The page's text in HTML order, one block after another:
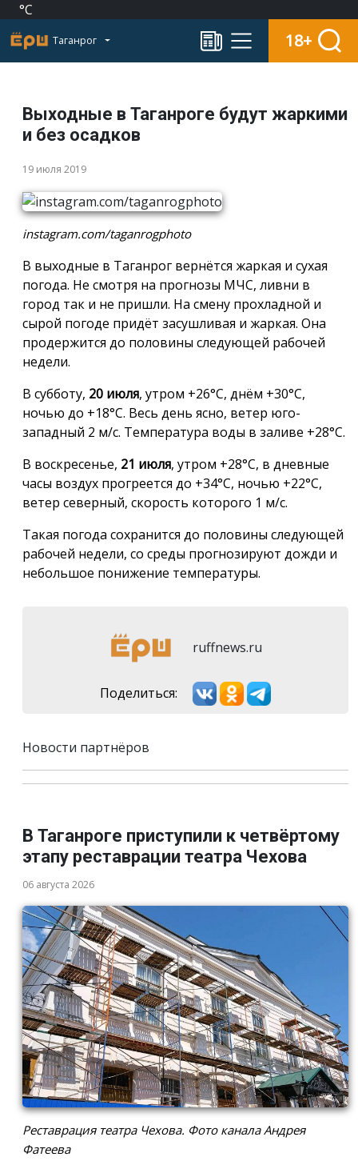
°C
Таганрог 18+
Выходные в Таганроге будут жаркими
и без осадков
19 июля 2019
instagram.com/taganrogphoto
В выходные в Таганрог вернётся жаркая и сухая
погода. Не смотря на прогнозы МЧС, ливни в
город так и не пришли. На смену прохладной и
сырой погоде придёт засушливая и жаркая. Она
продержится до половины следующей рабочей
недели.
В субботу, 20 июля, утром +26°С, днём +30°С,
ночью до +18°С. Весь день ясно, ветер юго-
западный 2 м/с. Температура воды в заливе +28°С.
В воскресенье, 21 июля, утром +28°С, в дневные
часы воздух прогреется до +34°С, ночью +22°С,
ветер северный, скорость которого 1 м/с.
Такая погода сохранится до половины следующей
рабочей недели, со среды прогнозируют дожди и
небольшое понижение температуры.
ruffnews.ru
Поделиться:
Новости партнёров
В Таганроге приступили к четвёртому
этапу реставрации театра Чехова
06 августа 2026
Реставрация театра Чехова. Фото канала Андрея
Фатеева